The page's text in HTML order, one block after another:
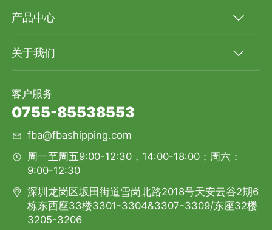
产品中心
关于我们
客户服务
0755-85538553
fba@fbashipping.com
周一至周五9:00-12:30，14:00-18:00；周六：
9:00-12:30
深圳龙岗区坂田街道雪岗北路2018号天安云谷2期6
栋东西座33楼3301-3304&3307-3309/东座32楼
3205-3206